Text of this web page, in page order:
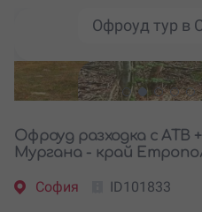
Офроуд тур в
Офроуд разходка с АТВ
Мургана - край
София ID101833